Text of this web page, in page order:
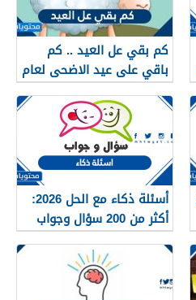
كم بقي عل العيد .. كم
باقي على عيد الاضحى لعام
1447 /2026
أسئلة ذكاء مع الحل 2026:
أكثر من 200 سؤال وجواب
للأذكياء